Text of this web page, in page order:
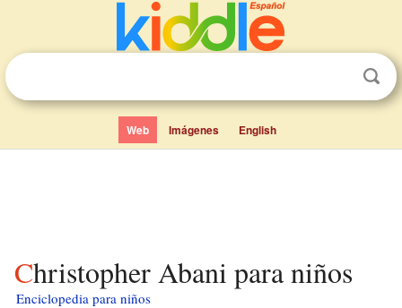
Web Imágenes English
Christopher Abani para niños
Enciclopedia para niños